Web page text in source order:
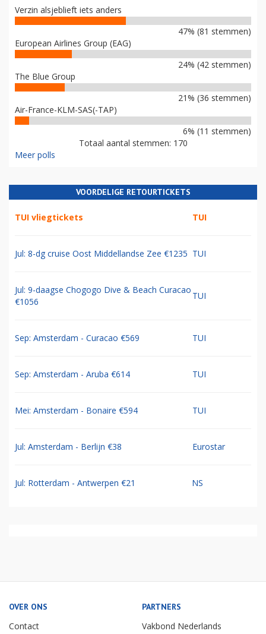
Verzin alsjeblieft iets anders
47% (81 stemmen)
European Airlines Group (EAG)
24% (42 stemmen)
The Blue Group
21% (36 stemmen)
Air-France-KLM-SAS(-TAP)
6% (11 stemmen)
Totaal aantal stemmen: 170
Meer polls
VOORDELIGE RETOURTICKETS
TUI vliegtickets TUI
Jul: 8-dg cruise Oost Middellandse Zee €1235 TUI
Jul: 9-daagse Chogogo Dive & Beach Curacao
€1056
TUI
Sep: Amsterdam - Curacao €569 TUI
Sep: Amsterdam - Aruba €614 TUI
Mei: Amsterdam - Bonaire €594 TUI
Jul: Amsterdam - Berlijn €38 Eurostar
Jul: Rotterdam - Antwerpen €21 NS
OVER ONS
Contact
PARTNERS
Vakbond Nederlands